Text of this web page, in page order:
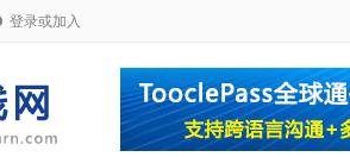
登录或加入